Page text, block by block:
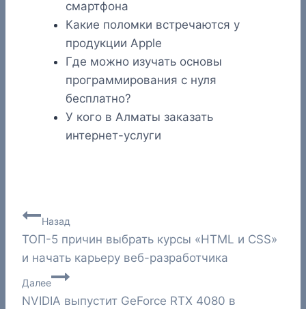
смартфона
Какие поломки встречаются у
продукции Apple
Где можно изучать основы
программирования с нуля
бесплатно?
У кого в Алматы заказать
интернет-услуги
Навигация
по
записям
Назад
ТОП-5 причин выбрать курсы «HTML и CSS»
и начать карьеру веб-разработчика
Далее
NVIDIA выпустит GeForce RTX 4080 в